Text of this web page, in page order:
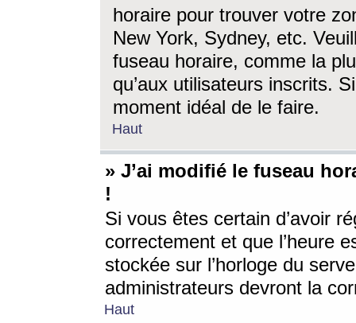
horaire pour trouver votre
New York, Sydney, etc.
fuseau horaire, comme la
qu’aux utilisateurs inscrits.
moment idéal de le faire.
Haut
» J’ai modifié le fuseau
!
Si vous êtes certain d’avoir
correctement et que l’heure
stockée sur l’horloge du
administrateurs devront la
Haut